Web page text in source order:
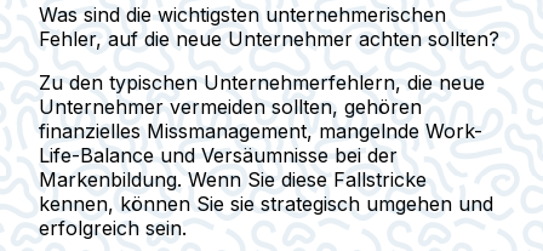
Was sind die wichtigsten unternehmerischen
Fehler, auf die neue Unternehmer achten sollten?
Zu den typischen Unternehmerfehlern, die neue
Unternehmer vermeiden sollten, gehören
finanzielles Missmanagement, mangelnde Work-
Life-Balance und Versäumnisse bei der
Markenbildung. Wenn Sie diese Fallstricke
kennen, können Sie sie strategisch umgehen und
erfolgreich sein.